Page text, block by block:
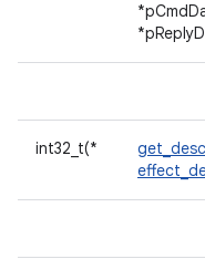
int32_t(*